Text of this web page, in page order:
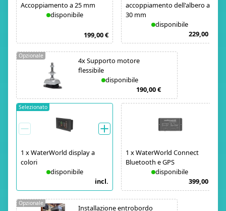
Accoppiamento a 25 mm
disponibile
199,00 €
accoppiamento dell'albero a
30 mm
disponibile
229,00 €
4x Supporto motore
flessibile
disponibile
190,00 €
Opzionale
1 xWaterWorld display a
colori
disponibile
incl.
Selezionato
1 xWaterWorld Connect
Bluetooth e GPS
disponibile
399,00 €
Installazione entrobordo
Opzionale